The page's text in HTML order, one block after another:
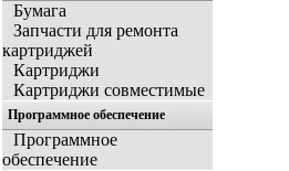
Бумага
Запчасти для ремонта
картриджей
Картриджи
Картриджи совместимые
Программное обеспечение
Программное
обеспечение